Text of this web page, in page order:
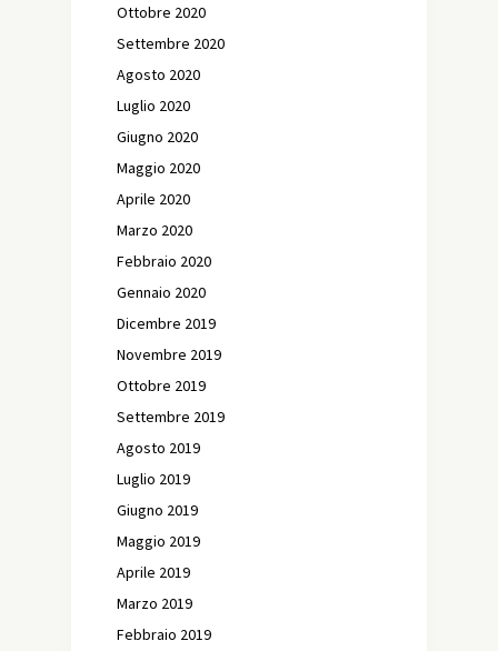
Ottobre 2020
Settembre 2020
Agosto 2020
Luglio 2020
Giugno 2020
Maggio 2020
Aprile 2020
Marzo 2020
Febbraio 2020
Gennaio 2020
Dicembre 2019
Novembre 2019
Ottobre 2019
Settembre 2019
Agosto 2019
Luglio 2019
Giugno 2019
Maggio 2019
Aprile 2019
Marzo 2019
Febbraio 2019